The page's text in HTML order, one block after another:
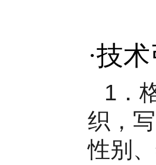
·技术
1．
织，
性别